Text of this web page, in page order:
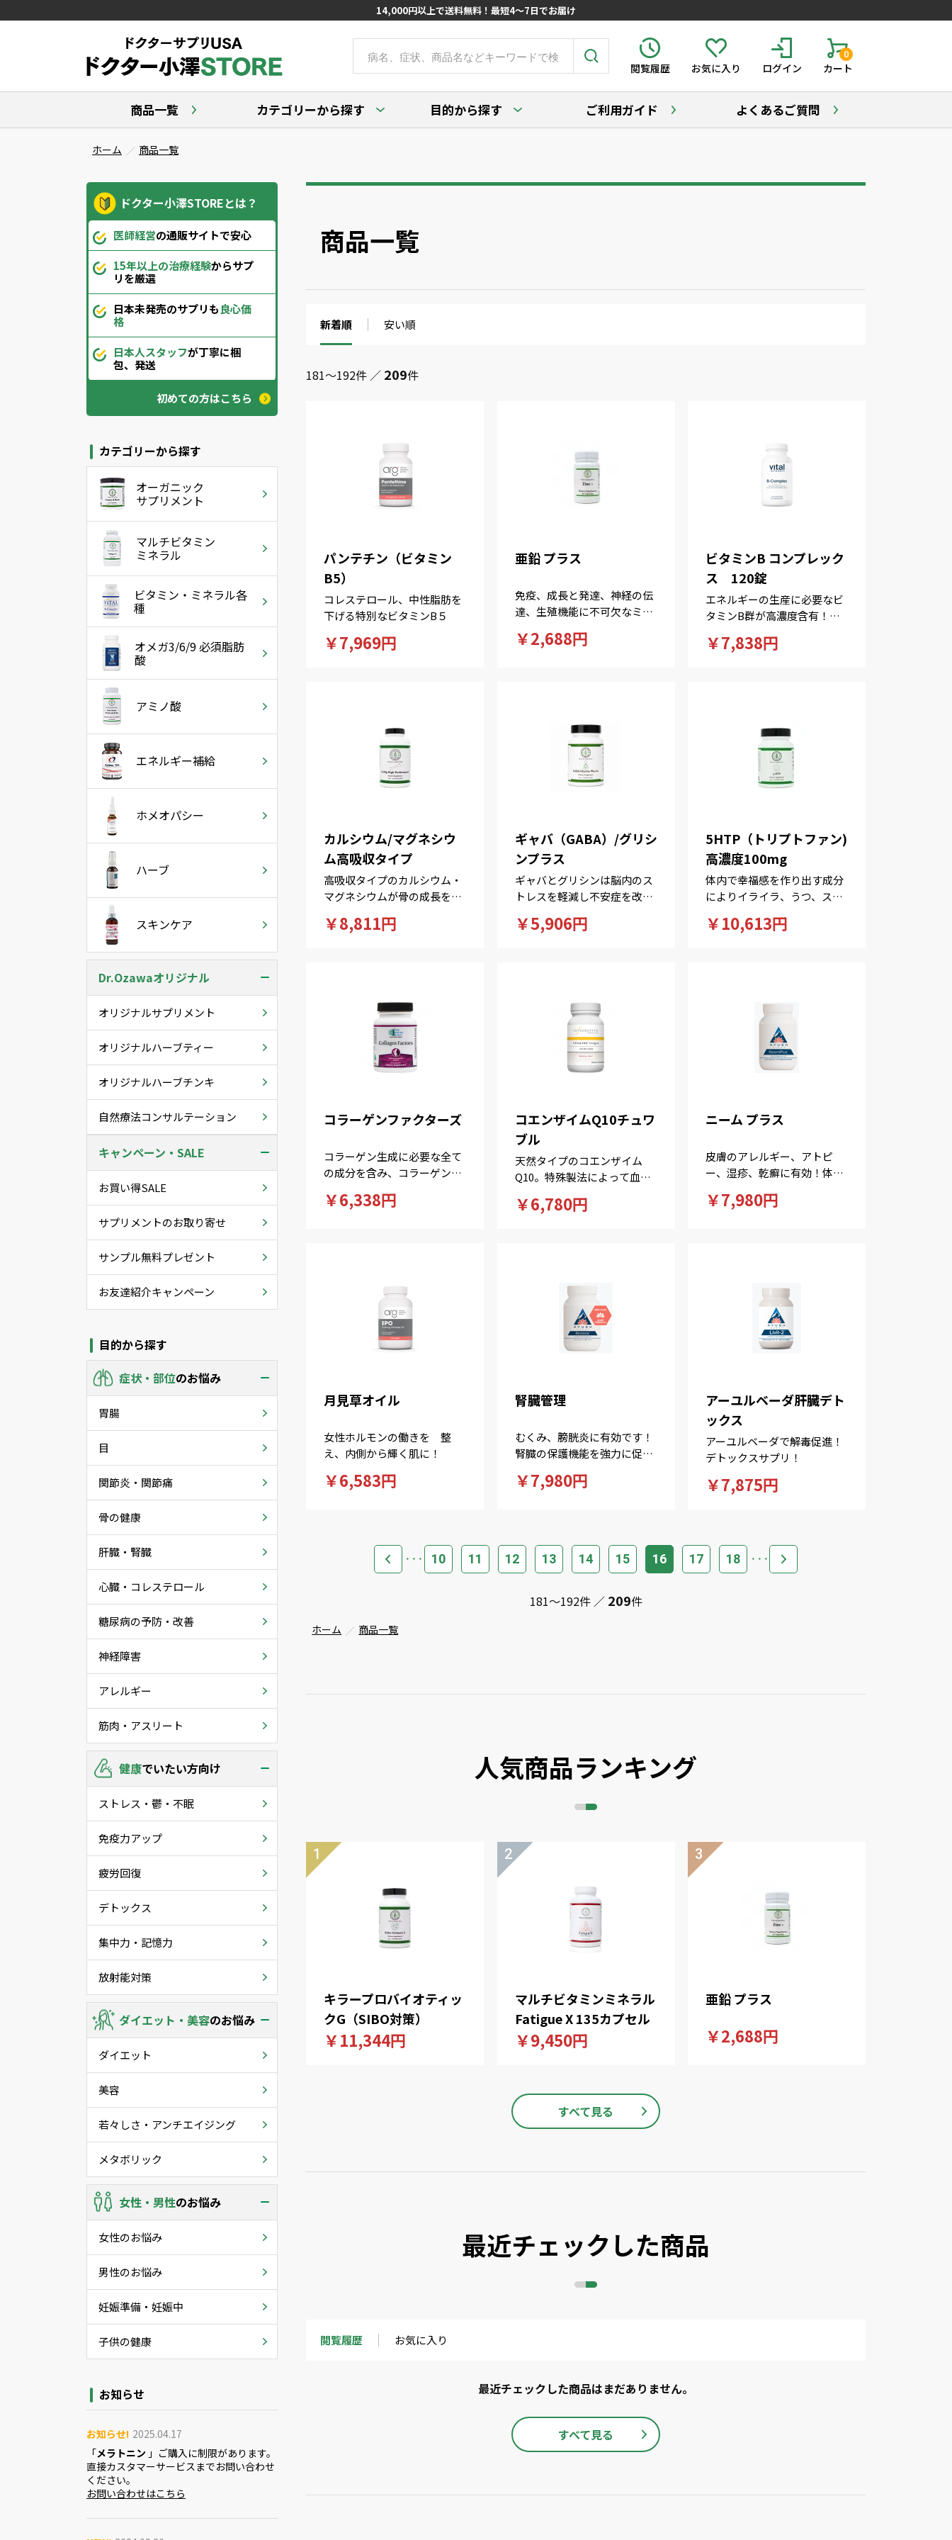
14,000円以上で送料無料！最短4～7日でお届け
閲覧履歴 お気に入り ログイン
0
カート
商品一覧 カテゴリーから探す 目的から探す ご利用ガイド よくあるご質問
ホーム 商品一覧
ドクター小澤STOREとは？
医師経営の通販サイトで安心
15年以上の治療経験からサプ
リを厳選
日本未発売のサプリも 良心価
格
日本人スタッフが丁寧に梱
包、発送
初めての方はこちら
カテゴリーから探す
オーガニック
サプリメント
マルチビタミン
ミネラル
ビタミン・ミネラル各
種
オメガ3/6/9 必須脂肪
酸
アミノ酸
エネルギー補給
ホメオパシー
ハーブ
スキンケア
Dr.Ozawaオリジナル
オリジナルサプリメント
オリジナルハーブティー
オリジナルハーブチンキ
自然療法コンサルテーション
キャンペーン・SALE
お買い得SALE
サプリメントのお取り寄せ
サンプル無料プレゼント
お友達紹介キャンペーン
目的から探す
症状・部位のお悩み
胃腸
目
関節炎・関節痛
骨の健康
肝臓・腎臓
心臓・コレステロール
糖尿病の予防・改善
神経障害
アレルギー
筋肉・アスリート
健康でいたい方向け
ストレス・鬱・不眠
免疫力アップ
疲労回復
デトックス
集中力・記憶力
放射能対策
ダイエット・美容のお悩み
ダイエット
美容
若々しさ・アンチエイジング
メタボリック
女性・男性のお悩み
女性のお悩み
男性のお悩み
妊娠準備・妊娠中
子供の健康
お知らせ
お知らせ! 2025.04.17
「メラトニン 」ご購入に制限があります。
直接カスタマーサービスまでお問い合わせ
ください。
お問い合わせはこちら
商品一覧
新着順 安い順
181～192件 ／ 209件
パンテチン（ビタミン
B5）
コレステロール、中性脂肪を
下げる特別なビタミンB５
￥7,969円
亜鉛 プラス
免疫、成長と発達、神経の伝
達、生殖機能に不可欠なミネ
￥2,688円
ビタミンB コンプレック
ス 120錠
エネルギーの生産に必要なビ
タミンB群が高濃度含有！活
ー性！
￥7,838円
カルシウム/マグネシウ
ム高吸収タイプ
高吸収タイプのカルシウム・
マグネシウムが骨の成長をよ
￥8,811円
ギャバ（GABA）/グリシ
ンプラス
ギャバとグリシンは脳内のス
トレスを軽減し不安症を改善
￥5,906円
5HTP（トリプトファン)
高濃度100mg
体内で幸福感を作り出す成分
によりイライラ、うつ、スト
￥10,613円
コラーゲンファクターズ
コラーゲン生成に必要な全て
の成分を含み、コラーゲンの
に。
￥6,338円
コエンザイムQ10チュワ
ブル
天然タイプのコエンザイム
Q10。特殊製法によって血中
が認められた製品です。
￥6,780円
ニーム プラス
皮膚のアレルギー、アトピ
ー、湿疹、乾癬に有効！体の
￥7,980円
月見草オイル
女性ホルモンの働きを 整
え、内側から輝く肌に！
￥6,583円
腎臓管理
むくみ、膀胱炎に有効です！
腎臓の保護機能を強力に促
￥7,980円
アーユルベーダ肝臓デト
ックス
アーユルベーダで解毒促進！
デトックスサプリ！
￥7,875円
10 11 12 13 14 15 16 17 18
181～192件 ／ 209件
ホーム 商品一覧
人気商品ランキング
キラープロバイオティッ
クG（SIBO対策）
￥11,344円
マルチビタミンミネラル
Fatigue X 135カプセル
￥9,450円
亜鉛 プラス
￥2,688円
すべて見る
最近チェックした商品
閲覧履歴 お気に入り
最近チェックした商品はまだありません。
すべて見る